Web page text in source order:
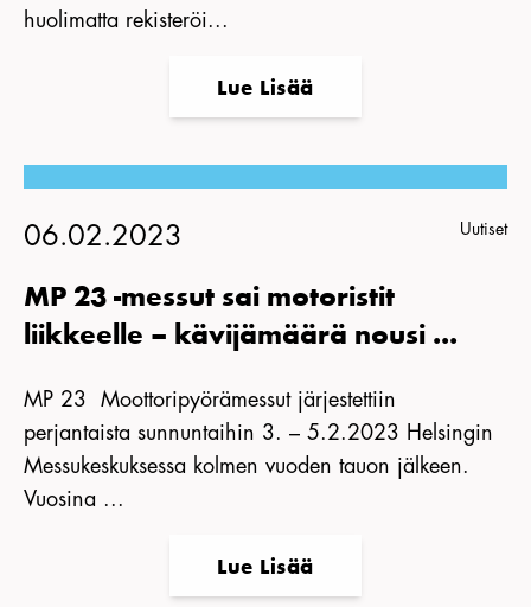
huolimatta rekisteröi...
Lue Lisää
06.02.2023 Uutiset
MP 23 -messut sai motoristit
liikkeelle – kävijämäärä nousi ...
MP 23 Moottoripyörämessut järjestettiin
perjantaista sunnuntaihin 3. – 5.2.2023 Helsingin
Messukeskuksessa kolmen vuoden tauon jälkeen.
Vuosina ...
Lue Lisää